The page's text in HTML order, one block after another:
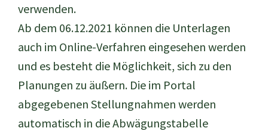
verwenden.
Ab dem 06.12.2021 können die Unterlagen
auch im Online-Verfahren eingesehen werden
und es besteht die Möglichkeit, sich zu den
Planungen zu äußern. Die im Portal
abgegebenen Stellungnahmen werden
automatisch in die Abwägungstabelle